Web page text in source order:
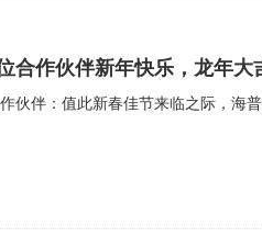
合作伙伴新年快乐，龙年大
伙伴：值此新春佳节来临之际，海